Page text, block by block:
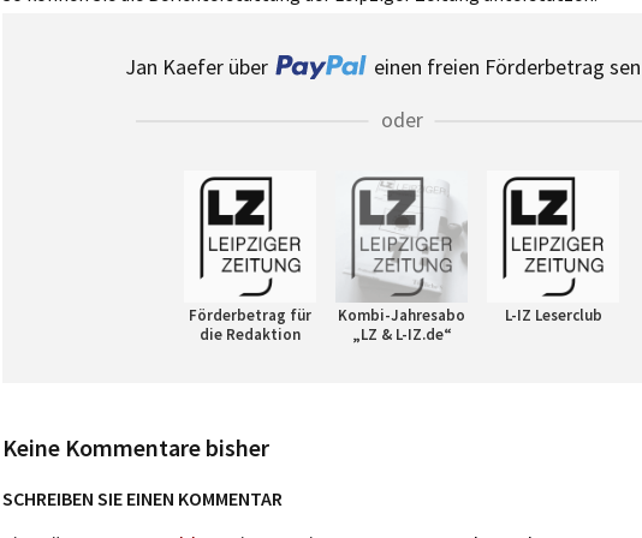
Jan Kaefer über
einen freien Förderbetrag
oder
Förderbetrag für
die Redaktion
Kombi-Jahresabo
„LZ & L-IZ.de“
L-IZ Leserclub
Keine Kommentare bisher
SCHREIBEN SIE EINEN KOMMENTAR